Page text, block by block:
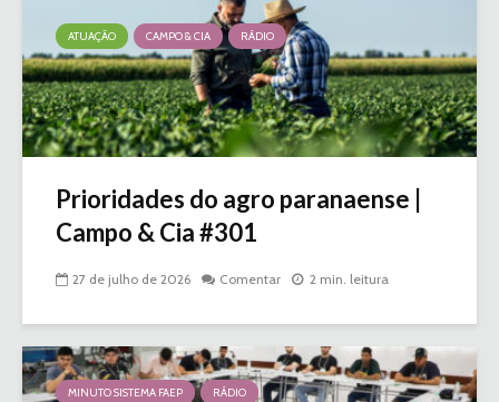
ATUAÇÃO CAMPO & CIA RÁDIO
Prioridades do agro paranaense |
Campo & Cia #301
27 de julho de 2026 Comentar 2 min. leitura
MINUTO SISTEMA FAEP RÁDIO